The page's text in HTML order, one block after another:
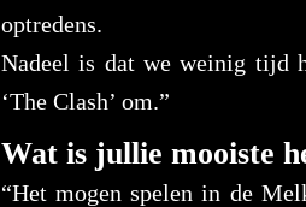
optredens.
Nadeel is dat we weinig tijd
‘The Clash’ om.”
Wat is jullie mooiste
“Het mogen spelen in de